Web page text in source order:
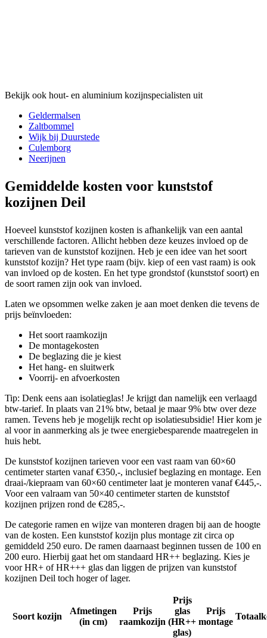
Bekijk ook hout- en aluminium kozijnspecialisten uit
Geldermalsen
Zaltbommel
Wijk bij Duurstede
Culemborg
Neerijnen
Gemiddelde kosten voor kunststof
kozijnen Deil
Hoeveel kunststof kozijnen kosten is afhankelijk van een aantal
verschillende factoren. Allicht hebben deze keuzes invloed op de
tarieven van de kunststof kozijnen. Heb je een idee van het soort
kunststof kozijn? Het type raam (bijv. kiep of een vast raam) is ook
van invloed op de kosten. En het type grondstof (kunststof soort) en
de soort ramen zijn ook van invloed.
Laten we opsommen welke zaken je aan moet denken die tevens de
prijs beïnvloeden:
Het soort raamkozijn
De montagekosten
De beglazing die je kiest
Het hang- en sluitwerk
Voorrij- en afvoerkosten
Tip: Denk eens aan isolatieglas! Je krijgt dan namelijk een verlaagd
btw-tarief. In plaats van 21% btw, betaal je maar 9% btw over deze
ramen. Tevens heb je mogelijk recht op isolatiesubsidie! Hier kom je
al voor in aanmerking als je twee energiebesparende maatregelen in
huis hebt.
De kunststof kozijnen tarieven voor een vast raam van 60×60
centimeter starten vanaf €350,-, inclusief beglazing en montage. Een
draai-/kiepraam van 60×60 centimeter laat je monteren vanaf €445,-.
Voor een valraam van 50×40 centimeter starten de kunststof
kozijnen prijzen rond de €285,-.
De categorie ramen en wijze van monteren dragen bij aan de hoogte
van de kosten. Een kunststof kozijn plus montage zit circa op
gemiddeld 250 euro. De ramen daarnaast beginnen tussen de 100 en
200 euro. Hierbij gaat het om standaard HR++ beglazing. Kies je
voor HR+ of HR+++ glas dan liggen de prijzen van kunststof
kozijnen Deil toch hoger of lager.
Soort kozijn
Afmetingen
(in cm)
Prijs
raamkozijn
Prijs
glas
(HR++
glas)
Prijs
montage